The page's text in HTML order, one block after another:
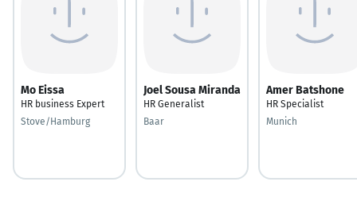
Mo Eissa
HR business Expert
Stove/Hamburg
Joel Sousa Miranda
HR Generalist
Baar
Amer Batshone
HR Specialist
Munich